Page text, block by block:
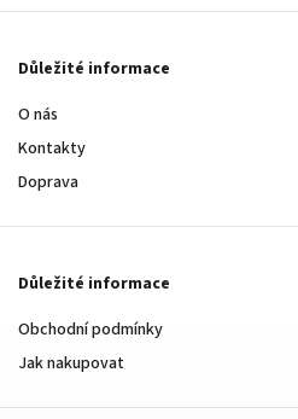
Důležité informace
O nás
Kontakty
Doprava
Důležité informace
Obchodní podmínky
Jak nakupovat